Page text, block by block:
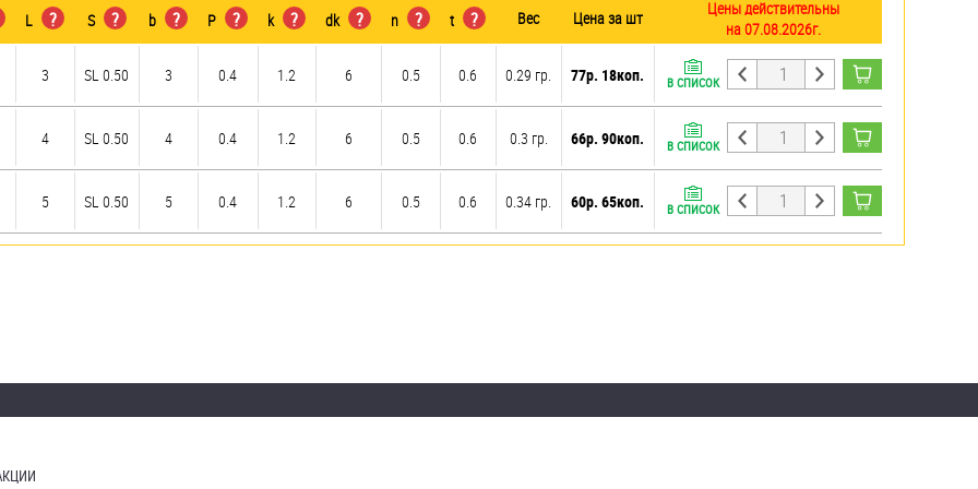
L ? S ? b ? P ? k ? dk ? n ? t ? Вес Цена за шт
Цены действительны
на 07.08.2026г.
3 SL 0.50 3 0.4 1.2 6 0.5 0.6 0.29 гр. 77р. 18коп. В СПИСОК
4 SL 0.50 4 0.4 1.2 6 0.5 0.6 0.3 гр. 66р. 90коп. В СПИСОК
5 SL 0.50 5 0.4 1.2 6 0.5 0.6 0.34 гр. 60р. 65коп. В СПИСОК